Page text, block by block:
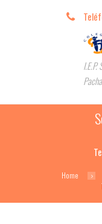
I.E.P.
Home